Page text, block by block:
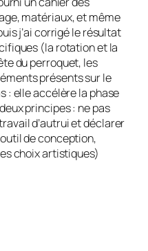
matériaux, et même
j’ai corrigé le résultat
(la rotation et la
du perroquet, les
présents sur le
: elle accélère la phase
principes : ne pas
d’autrui et déclarer
outil de conception,
choix artistiques)